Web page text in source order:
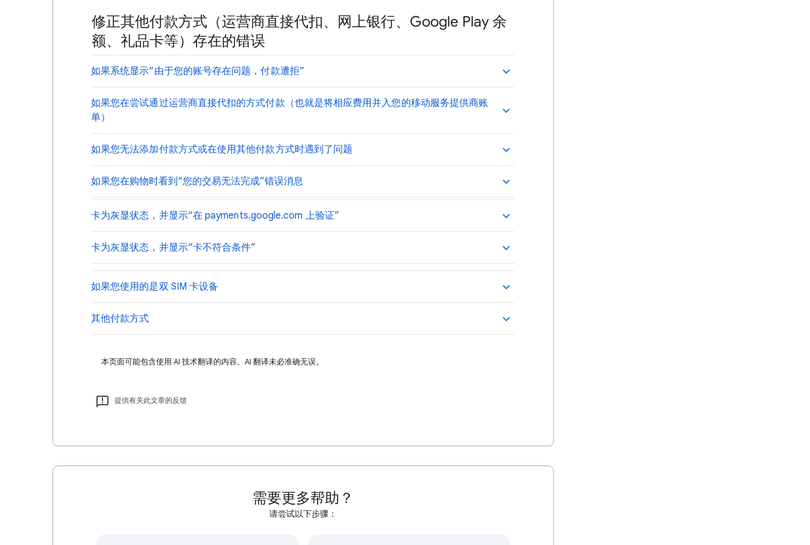
修正其他付款方式（运营商直接代扣、网上银行、Google Play 余
额、礼品卡等）存在的错误
如果系统显示“由于您的账号存在问题，付款遭拒”
如果您在尝试通过运营商直接代扣的方式付款（也就是将相应费用并入您的移动服务提供商账
单）
如果您无法添加付款方式或在使用其他付款方式时遇到了问题
如果您在购物时看到“您的交易无法完成”错误消息
卡为灰显状态，并显示“在 payments.google.com 上验证”
卡为灰显状态，并显示“卡不符合条件”
如果您使用的是双 SIM 卡设备
其他付款方式
本页面可能包含使用 AI 技术翻译的内容。AI 翻译未必准确无误。
提供有关此文章的反馈
需要更多帮助？
请尝试以下步骤：